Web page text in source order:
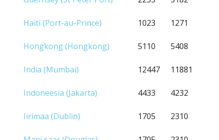
Haiti (Port-au-Prince) 1023 1271
Hongkong (Hongkong) 5110 5408
India (Mumbai) 12447 11881
Indoneesia (Jakarta) 4433 4232
Iirimaa (Dublin) 1705 2310